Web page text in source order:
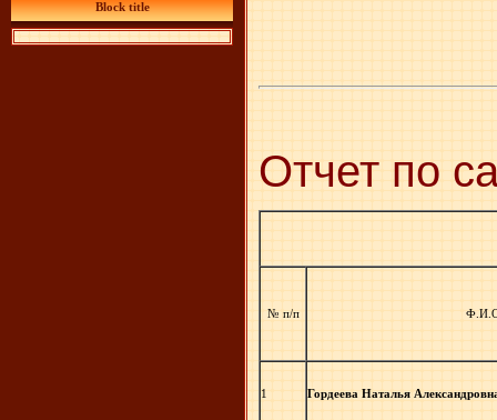
Block title
Отчет по
№ п/п
1 Гордеева Наталья